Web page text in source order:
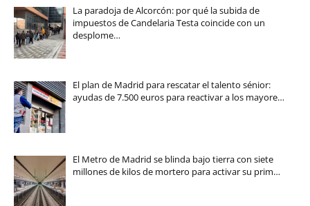
La paradoja de Alcorcón: por qué la subida de
impuestos de Candelaria Testa coincide con un
desplome…
El plan de Madrid para rescatar el talento sénior:
ayudas de 7.500 euros para reactivar a los mayore…
El Metro de Madrid se blinda bajo tierra con siete
millones de kilos de mortero para activar su prim…